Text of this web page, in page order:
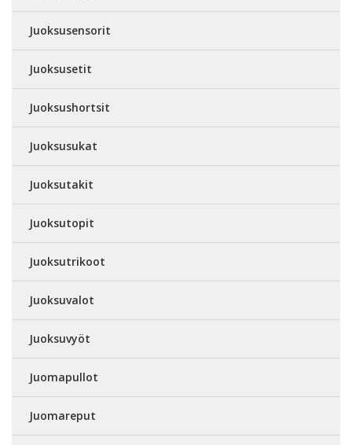
Juoksusensorit
Juoksusetit
Juoksushortsit
Juoksusukat
Juoksutakit
Juoksutopit
Juoksutrikoot
Juoksuvalot
Juoksuvyöt
Juomapullot
Juomareput